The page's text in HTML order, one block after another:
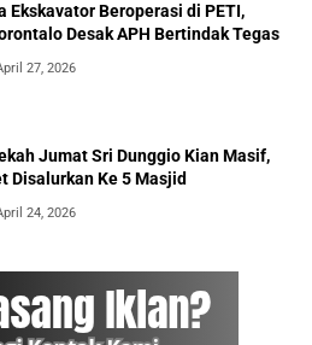
Ekskavator Beroperasi di PETI,
Desak APH Bertindak Tegas
27, 2026
Jumat Sri Dunggio Kian Masif,
Disalurkan Ke 5 Masjid
24, 2026